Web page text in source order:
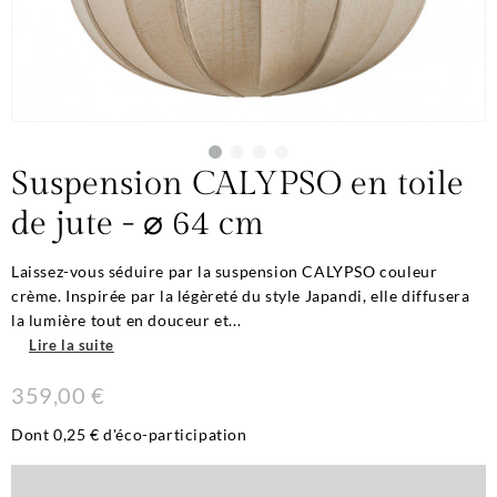
Suspension CALYPSO en toile
de jute - ⌀ 64 cm
Laissez-vous séduire par la suspension CALYPSO couleur
crème. Inspirée par la légèreté du style Japandi, elle diffusera
la lumière tout en douceur et...
Lire la suite
359,00 €
Dont 0,25 € d'éco-participation